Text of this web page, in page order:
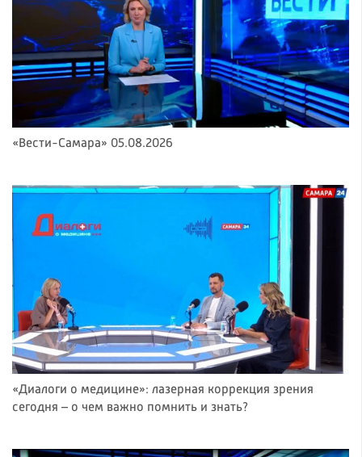
«Вести-Самара» 05.08.2026
«Диалоги о медицине»: лазерная коррекция зрения
сегодня – о чем важно помнить и знать?